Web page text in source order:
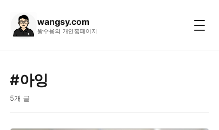
wangsy.com
왕수용의 개인홈페이지
#아잉
5개 글